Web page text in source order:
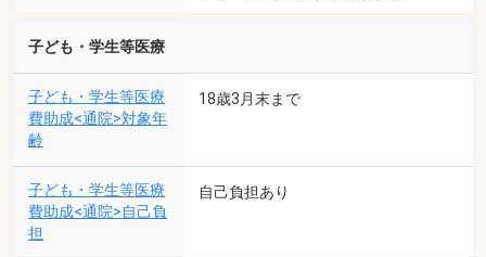
子ども・学生等医療
子ども・学生等医療
費助成<通院>対象年
齢
18歳3月末まで
子ども・学生等医療
費助成<通院>自己負
担
自己負担あり